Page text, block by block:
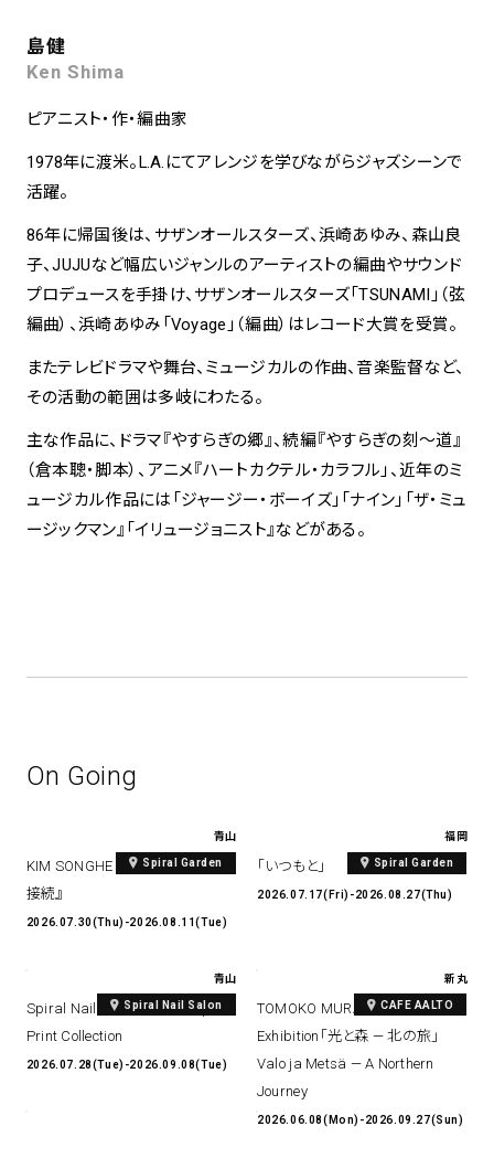
島健
Ken Shima
ピアニスト・作・編曲家
1978年に渡米。L.A.にてアレンジを学びながらジャズシーンで
活躍。
86年に帰国後は、サザンオールスターズ、浜崎あゆみ、森山良
子、JUJUなど幅広いジャンルのアーティストの編曲やサウンド
プロデュースを手掛け、サザンオールスターズ「TSUNAMI」（弦
編曲）、浜崎あゆみ「Voyage」（編曲）はレコード大賞を受賞。
またテレビドラマや舞台、ミュージカルの作曲、音楽監督など、
その活動の範囲は多岐にわたる。
主な作品に、ドラマ『やすらぎの郷』、続編『やすらぎの刻～道』
（倉本聰・脚本）、アニメ『ハートカクテル・カラフル」、近年のミ
ュージカル作品には「ジャージー・ボーイズ」「ナイン」「ザ・ミュ
ージックマン』「イリュージョニスト』などがある。
On Going
青山
Spiral Garden
KIM SONGHE EXHIBITION 『愛と
接続』
2026.07.30(Thu)-2026.08.11(Tue)
福岡
Spiral Garden
「いつもと」
2026.07.17(Fri)-2026.08.27(Thu)
青山
Spiral Nail Salon
Spiral Nail Salon Art #14 Spiral
Print Collection
2026.07.28(Tue)-2026.09.08(Tue)
新丸
CAFE AALTO
TOMOKO MURATA Solo
Exhibition「光と森 — 北の旅」
Valo ja Metsä — A Northern
Journey
2026.06.08(Mon)-2026.09.27(Sun)